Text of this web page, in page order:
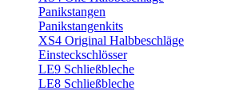
Panikstangen
Panikstangenkits
XS4 Original Halbbeschläge
Einsteckschlösser
LE9 Schließbleche
LE8 Schließbleche